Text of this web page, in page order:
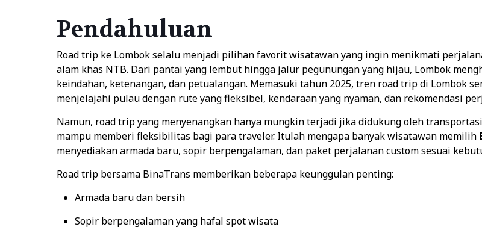
Pendahuluan
Road trip ke Lombok selalu menjadi pilihan favorit wisatawan yang ingin menikmati
alam khas NTB. Dari pantai yang lembut hingga jalur pegunungan yang hijau, Lombok
keindahan, ketenangan, dan petualangan. Memasuki tahun 2025, tren road trip di Lombok
menjelajahi pulau dengan rute yang fleksibel, kendaraan yang nyaman, dan rekomendasi
Namun, road trip yang menyenangkan hanya mungkin terjadi jika didukung oleh
mampu memberi fleksibilitas bagi para traveler. Itulah mengapa banyak wisatawan memilih
menyediakan armada baru, sopir berpengalaman, dan paket perjalanan custom sesuai
Road trip bersama BinaTrans memberikan beberapa keunggulan penting:
Armada baru dan bersih
Sopir berpengalaman yang hafal spot wisata